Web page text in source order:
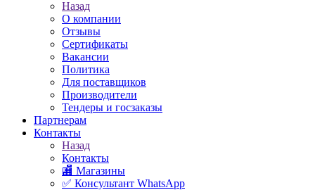
Назад
О компании
Отзывы
Сертификаты
Вакансии
Политика
Для поставщиков
Производители
Тендеры и госзаказы
Партнерам
Контакты
Назад
Контакты
🏬 Магазины
✅️ Консультант WhatsApp